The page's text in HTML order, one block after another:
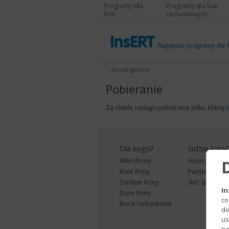
Programy dla
firm
Programy dla biur
rachunkowych
Strona główna
Pobieranie
Za chwilę nastąpi pobieranie pliku. Kliknij
Dla kogo?
Mikrofirmy
Małe firmy
Średnie firmy
Duże firmy
Biura rachunkowe
Gdzie
Autoryzowani
Partnerzy
Sieć sprzedaży